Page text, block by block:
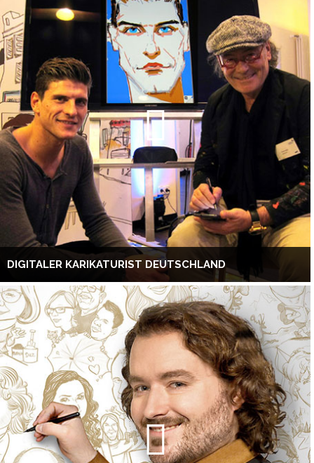
DIGITALER KARIKATURIST DEUTSCHLAND